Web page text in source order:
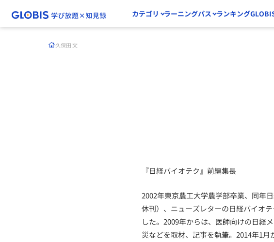
カテゴリ ラーニングパス ランキング
久保田 文
『日経バイオテク』前編集長
2002年東京農工大学農学部卒業、同年
休刊）、ニューズレターの日経バイオ
した。2009年からは、医師向けの日経
災などを取材、記事を執筆。2014年1